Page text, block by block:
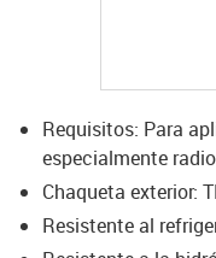
Requisitos: Para
especialmente
Chaqueta exterior:
Resistente al